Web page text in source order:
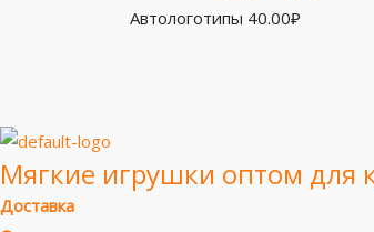
Автологотипы 40.00₽
Мягкие игрушки оптом для
Доставка